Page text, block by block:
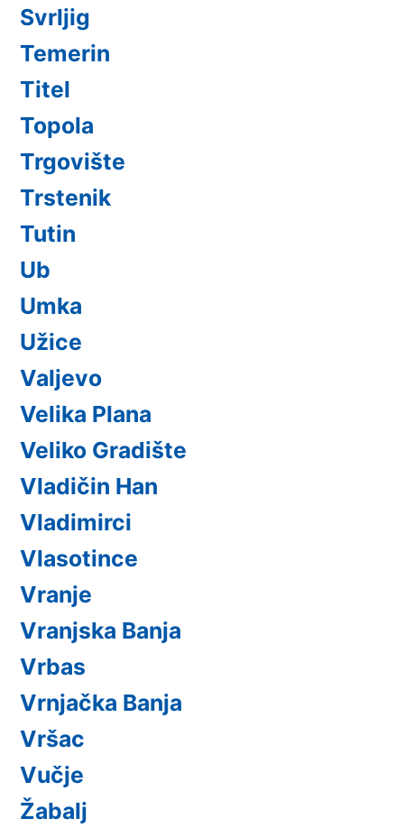
Svrljig
Temerin
Titel
Topola
Trgovište
Trstenik
Tutin
Ub
Umka
Užice
Valjevo
Velika Plana
Veliko Gradište
Vladičin Han
Vladimirci
Vlasotince
Vranje
Vranjska Banja
Vrbas
Vrnjačka Banja
Vršac
Vučje
Žabalj